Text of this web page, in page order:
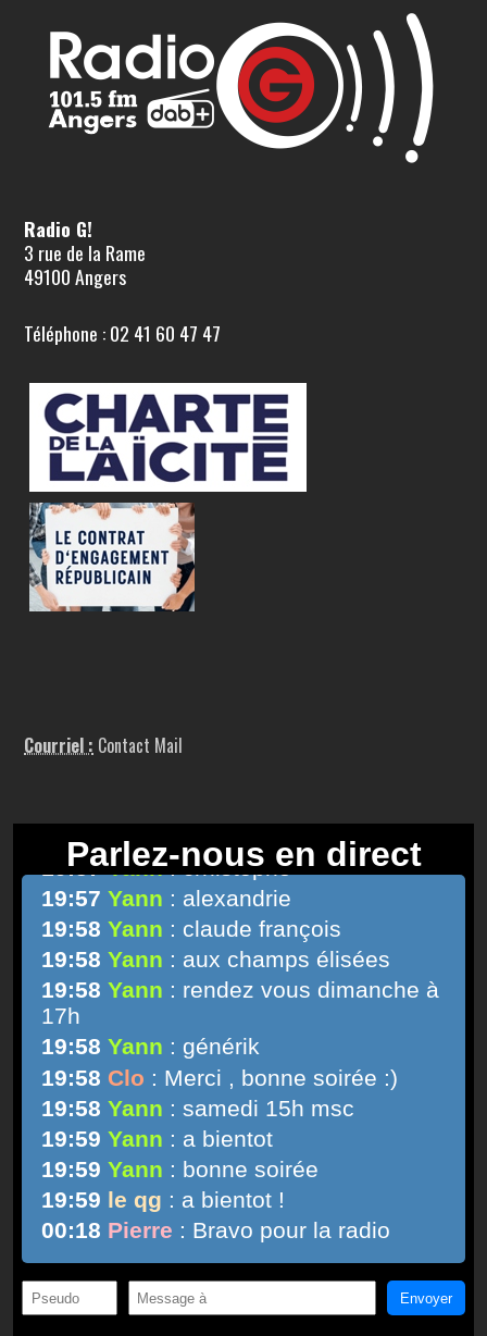
Radio G!
3 rue de la Rame
49100 Angers
Téléphone : 02 41 60 47 47
Courriel : Contact Mail